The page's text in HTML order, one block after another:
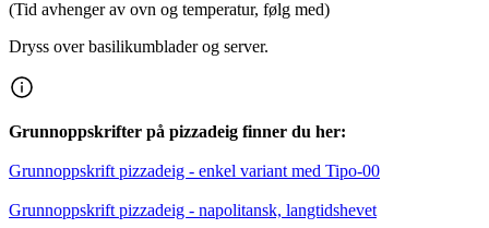
(Tid avhenger av ovn og temperatur, følg med)
Dryss over basilikumblader og server.
Grunnoppskrifter på pizzadeig finner du her:
Grunnoppskrift pizzadeig - enkel variant med Tipo-00
Grunnoppskrift pizzadeig - napolitansk, langtidshevet